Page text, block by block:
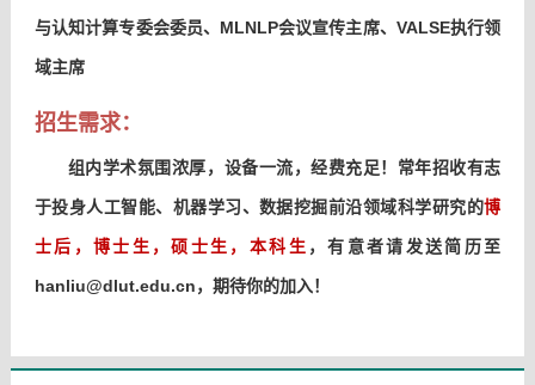
与认知计算专委会委员、MLNLP会议宣传主席、VALSE执行领
域主席
招生需求：
组内学术氛围浓厚， 设备一流，经费充足！ 常年招收有志
于投身人工智能、机器学习、数据挖掘前沿领域科学研究的博
士后，博士生，硕士生，本科生 ，有意者请发送简历至
hanliu@dlut.edu.cn，期待你的加入！